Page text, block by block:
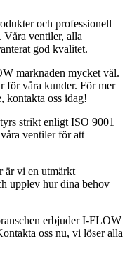
och professionell
Våra ventiler, alla
god kvalitet.
marknaden mycket väl.
för våra kunder. För mer
kontakta oss idag!
strikt enligt ISO 9001
ventiler för att
är vi en utmärkt
upplev hur dina behov
erbjuder I-FLOW
oss nu, vi löser alla